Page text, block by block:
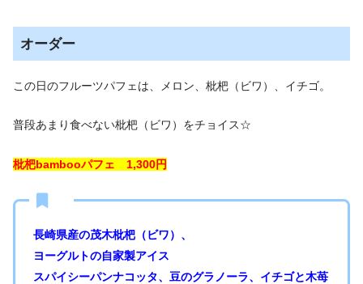
オーダー
この日のフルーツパフェは、メロン、枇杷（ビワ）、イチゴ。
普段あまり食べない枇杷（ビワ）をチョイス☆
枇杷bambooパフェ 1,300円
長崎県産の茂木枇杷（ビワ）、
ヨーグルトの自家製アイス
スパイシーパンナコッタ、豆のグラノーラ、イチゴと木苺